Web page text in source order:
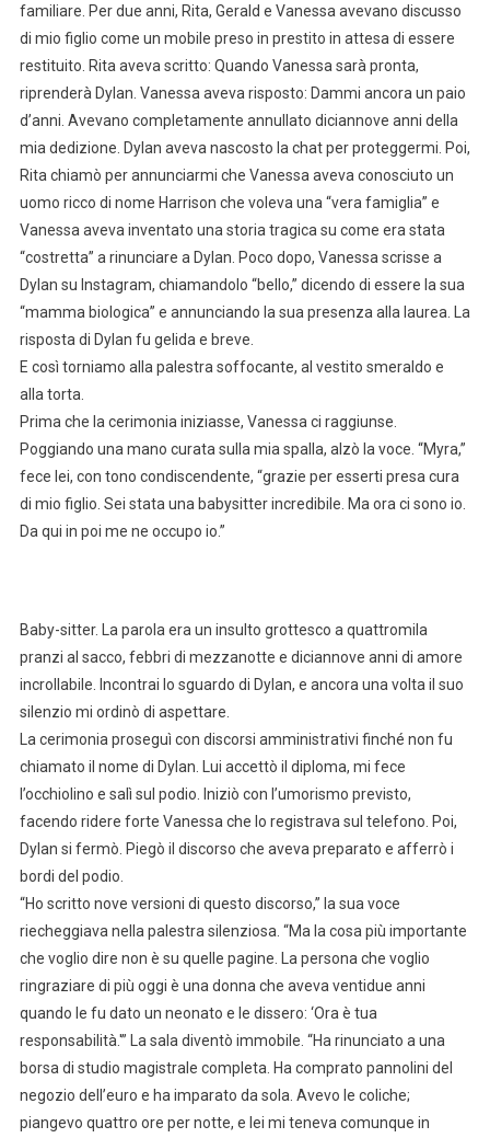
familiare. Per due anni, Rita, Gerald e Vanessa avevano discusso
di mio figlio come un mobile preso in prestito in attesa di essere
restituito. Rita aveva scritto: Quando Vanessa sarà pronta,
riprenderà Dylan. Vanessa aveva risposto: Dammi ancora un paio
d’anni. Avevano completamente annullato diciannove anni della
mia dedizione. Dylan aveva nascosto la chat per proteggermi. Poi,
Rita chiamò per annunciarmi che Vanessa aveva conosciuto un
uomo ricco di nome Harrison che voleva una “vera famiglia” e
Vanessa aveva inventato una storia tragica su come era stata
“costretta” a rinunciare a Dylan. Poco dopo, Vanessa scrisse a
Dylan su Instagram, chiamandolo “bello,” dicendo di essere la sua
“mamma biologica” e annunciando la sua presenza alla laurea. La
risposta di Dylan fu gelida e breve.
E così torniamo alla palestra soffocante, al vestito smeraldo e
alla torta.
Prima che la cerimonia iniziasse, Vanessa ci raggiunse.
Poggiando una mano curata sulla mia spalla, alzò la voce. “Myra,”
fece lei, con tono condiscendente, “grazie per esserti presa cura
di mio figlio. Sei stata una babysitter incredibile. Ma ora ci sono io.
Da qui in poi me ne occupo io.”
Baby-sitter. La parola era un insulto grottesco a quattromila
pranzi al sacco, febbri di mezzanotte e diciannove anni di amore
incrollabile. Incontrai lo sguardo di Dylan, e ancora una volta il suo
silenzio mi ordinò di aspettare.
La cerimonia proseguì con discorsi amministrativi finché non fu
chiamato il nome di Dylan. Lui accettò il diploma, mi fece
l’occhiolino e salì sul podio. Iniziò con l’umorismo previsto,
facendo ridere forte Vanessa che lo registrava sul telefono. Poi,
Dylan si fermò. Piegò il discorso che aveva preparato e afferrò i
bordi del podio.
“Ho scritto nove versioni di questo discorso,” la sua voce
riecheggiava nella palestra silenziosa. “Ma la cosa più importante
che voglio dire non è su quelle pagine. La persona che voglio
ringraziare di più oggi è una donna che aveva ventidue anni
quando le fu dato un neonato e le dissero: ‘Ora è tua
responsabilità.'” La sala diventò immobile. “Ha rinunciato a una
borsa di studio magistrale completa. Ha comprato pannolini del
negozio dell’euro e ha imparato da sola. Avevo le coliche;
piangevo quattro ore per notte, e lei mi teneva comunque in